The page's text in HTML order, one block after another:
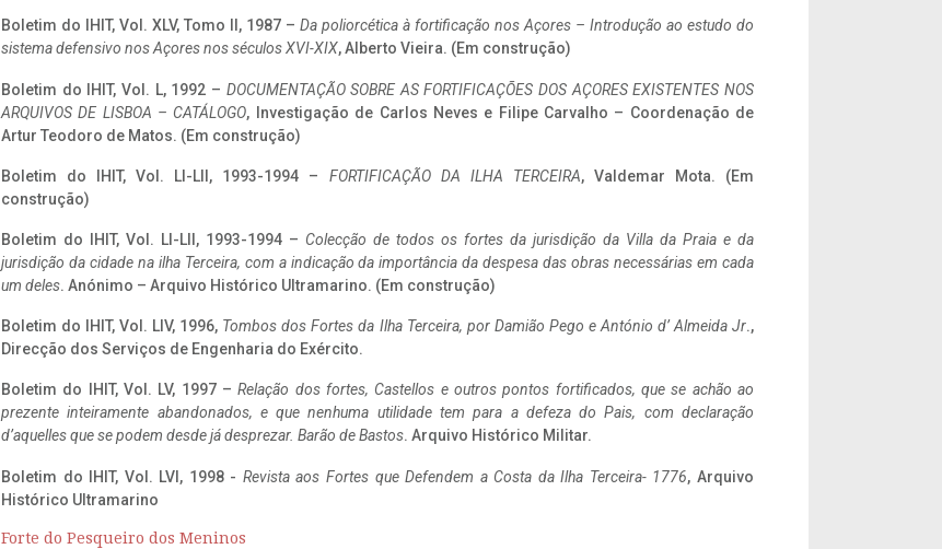
Boletim do IHIT, Vol. XLV, Tomo II, 1987 – Da poliorcética à fortificação nos Açores – Introdução ao estudo do
sistema defensivo nos Açores nos séculos XVI-XIX, Alberto Vieira. (Em construção)
Boletim do IHIT, Vol. L, 1992 – DOCUMENTAÇÃO SOBRE AS FORTIFICAÇÕES DOS AÇORES EXISTENTES NOS
ARQUIVOS DE LISBOA – CATÁLOGO, Investigação de Carlos Neves e Filipe Carvalho – Coordenação de
Artur Teodoro de Matos. (Em construção)
Boletim do IHIT, Vol. LI-LII, 1993-1994 – FORTIFICAÇÃO DA ILHA TERCEIRA, Valdemar Mota. (Em
construção)
Boletim do IHIT, Vol. LI-LII, 1993-1994 – Colecção de todos os fortes da jurisdição da Villa da Praia e da
jurisdição da cidade na ilha Terceira, com a indicação da importância da despesa das obras necessárias em cada
um deles. Anónimo – Arquivo Histórico Ultramarino. (Em construção)
Boletim do IHIT, Vol. LIV, 1996, Tombos dos Fortes da Ilha Terceira, por Damião Pego e António d’ Almeida Jr.,
Direcção dos Serviços de Engenharia do Exército.
Boletim do IHIT, Vol. LV, 1997 –Relação dos fortes, Castellos e outros pontos fortificados, que se achão ao
prezente inteiramente abandonados, e que nenhuma utilidade tem para a defeza do Pais, com declaração
d’aquelles que se podem desde já desprezar. Barão de Bastos. Arquivo Histórico Militar.
Boletim do IHIT, Vol. LVI, 1998 - Revista aos Fortes que Defendem a Costa da Ilha Terceira- 1776, Arquivo
Histórico Ultramarino
Forte do Pesqueiro dos Meninos